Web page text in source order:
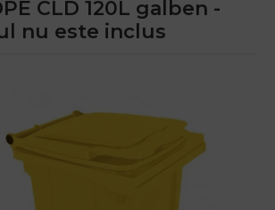
CLD 120L galben -
nu este inclus